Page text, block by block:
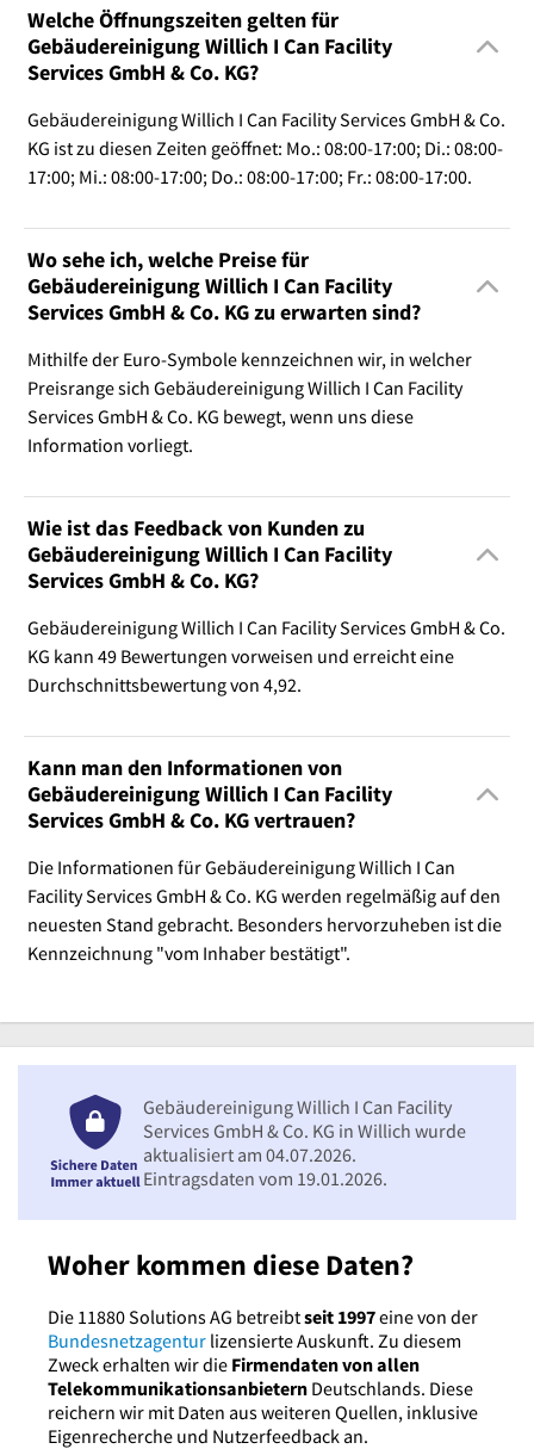
Welche Öffnungszeiten gelten für
Gebäudereinigung Willich I Can Facility
Services GmbH & Co. KG?
Gebäudereinigung Willich I Can Facility Services GmbH & Co.
KG ist zu diesen Zeiten geöffnet: Mo.: 08:00-17:00; Di.: 08:00-
17:00; Mi.: 08:00-17:00; Do.: 08:00-17:00; Fr.: 08:00-17:00.
Wo sehe ich, welche Preise für
Gebäudereinigung Willich I Can Facility
Services GmbH & Co. KG zu erwarten sind?
Mithilfe der Euro-Symbole kennzeichnen wir, in welcher
Preisrange sich Gebäudereinigung Willich I Can Facility
Services GmbH & Co. KG bewegt, wenn uns diese
Information vorliegt.
Wie ist das Feedback von Kunden zu
Gebäudereinigung Willich I Can Facility
Services GmbH & Co. KG?
Gebäudereinigung Willich I Can Facility Services GmbH & Co.
KG kann 49 Bewertungen vorweisen und erreicht eine
Durchschnittsbewertung von 4,92.
Kann man den Informationen von
Gebäudereinigung Willich I Can Facility
Services GmbH & Co. KG vertrauen?
Die Informationen für Gebäudereinigung Willich I Can
Facility Services GmbH & Co. KG werden regelmäßig auf den
neuesten Stand gebracht. Besonders hervorzuheben ist die
Kennzeichnung "vom Inhaber bestätigt".
Woher kommen diese Daten?
Die 11880 Solutions AG betreibtseit 1997eine von der
Bundesnetzagentur lizensierte Auskunft. Zu diesem
Zweck erhalten wir die Firmendaten von allen
Telekommunikationsanbietern Deutschlands. Diese
reichern wir mit Daten aus weiteren Quellen, inklusive
Eigenrecherche und Nutzerfeedback an.
Gebäudereinigung Willich I Can Facility
Services GmbH & Co. KG in Willich wurde
aktualisiert am 04.07.2026.
Eintragsdaten vom 19.01.2026.